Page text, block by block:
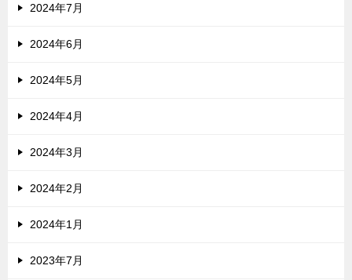
2024年7月
2024年6月
2024年5月
2024年4月
2024年3月
2024年2月
2024年1月
2023年7月